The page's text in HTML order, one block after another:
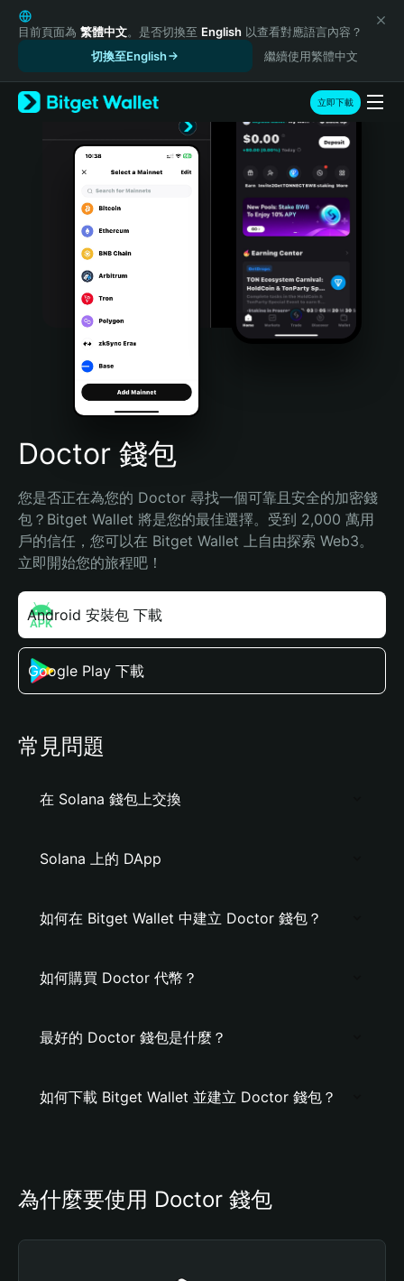
English
日本語
Русский
Español (Latinoamérica)
Türkçe
Português (Portugal)
Bahasa Indonesia
Português (Brasil)
Español (Argentina)
目前頁面為 繁體中文。是否切換至 English 以查看對應語言內容？
切換至English
繼續使用繁體中文
立即下載
Doctor 錢包
您是否正在為您的 Doctor 尋找一個可靠且安全的加密錢
包？Bitget Wallet 將是您的最佳選擇。受到 2,000 萬用
戶的信任，您可以在 Bitget Wallet 上自由探索 Web3。
立即開始您的旅程吧！
Android 安裝包 下載
Google Play 下載
常見問題
在 Solana 錢包上交換
Solana 上的 DApp
如何在 Bitget Wallet 中建立 Doctor 錢包？
如何購買 Doctor 代幣？
最好的 Doctor 錢包是什麼？
如何下載 Bitget Wallet 並建立 Doctor 錢包？
為什麼要使用 Doctor 錢包